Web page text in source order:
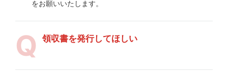
をお願いいたします。
領収書を発行してほしい